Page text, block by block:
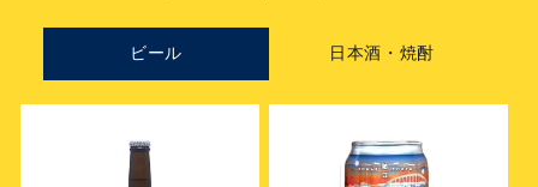
ビール 日本酒・焼酎